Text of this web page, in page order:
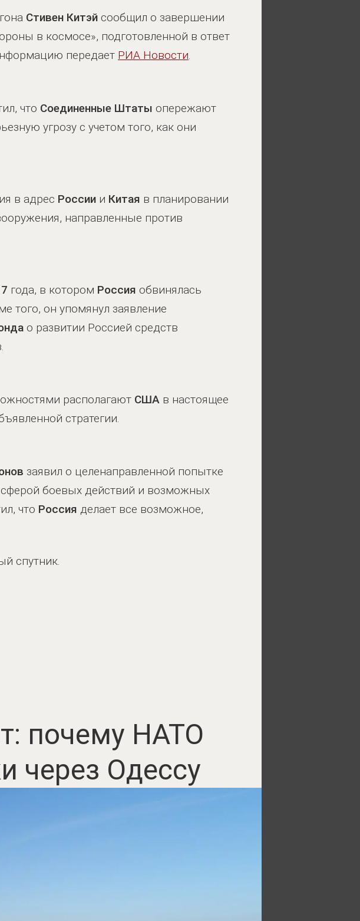
Стивен Китэй сообщил о завершении
в космосе», подготовленной в ответ
передает РИА Новости.
что Соединенные Штаты опережают
угрозу с учетом того, как они
в адрес России и Китая в планировании
направленные против
года, в котором Россия обвинялась
того, он упомянул заявление
о развитии Россией средств
располагают США в настоящее
стратегии.
заявил о целенаправленной попытке
боевых действий и возможных
что Россия делает все возможное,
спутник.
почему НАТО
через Одессу